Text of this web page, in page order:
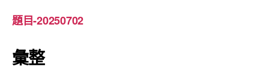
題目-20250702
彙整